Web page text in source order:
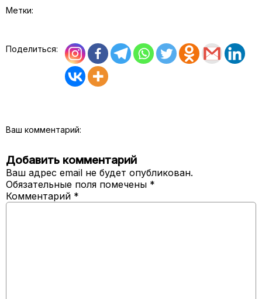
Метки:
Поделиться:
Ваш комментарий:
Добавить комментарий
Ваш адрес email не будет опубликован.
Обязательные поля помечены *
Комментарий *